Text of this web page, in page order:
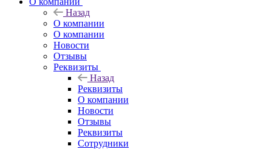
Назад
О компании
О компании
Новости
Отзывы
Реквизиты
Назад
Реквизиты
О компании
Новости
Отзывы
Реквизиты
Сотрудники